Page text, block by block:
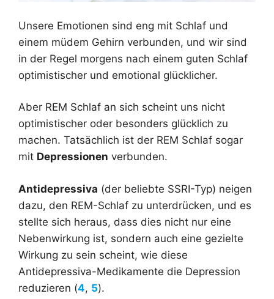
Unsere Emotionen sind eng mit Schlaf und
einem müdem Gehirn verbunden, und wir sind
in der Regel morgens nach einem guten Schlaf
optimistischer und emotional glücklicher.
Aber REM Schlaf an sich scheint uns nicht
optimistischer oder besonders glücklich zu
machen. Tatsächlich ist der REM Schlaf sogar
mit Depressionen verbunden.
Antidepressiva (der beliebte SSRI-Typ) neigen
dazu, den REM-Schlaf zu unterdrücken, und es
stellte sich heraus, dass dies nicht nur eine
Nebenwirkung ist, sondern auch eine gezielte
Wirkung zu sein scheint, wie diese
Antidepressiva-Medikamente die Depression
reduzieren (4, 5).